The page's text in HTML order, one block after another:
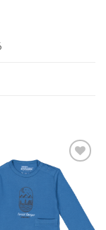
Toevoegen
verlanglijst